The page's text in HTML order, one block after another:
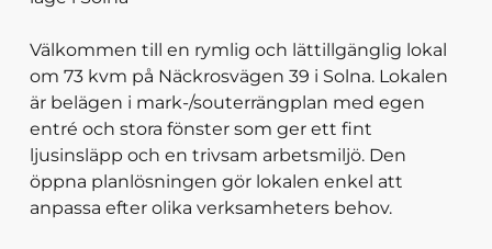
Välkommen till en rymlig och lättillgänglig lokal
om 73 kvm på Näckrosvägen 39 i Solna. Lokalen
är belägen i mark-/souterrängplan med egen
entré och stora fönster som ger ett fint
ljusinsläpp och en trivsam arbetsmiljö. Den
öppna planlösningen gör lokalen enkel att
anpassa efter olika verksamheters behov.